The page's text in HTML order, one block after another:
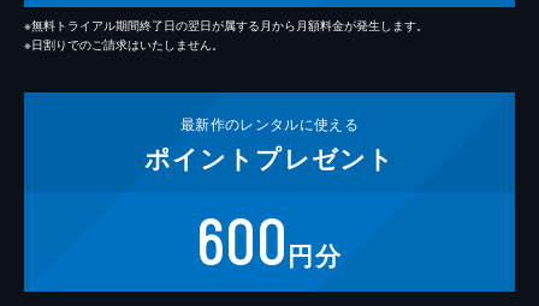
※無料トライアル期間終了日の翌日が属する月から月額料金が発生します。
※日割りでのご請求はいたしません。
最新作のレンタルに使える
ポイント プレゼント
600円分